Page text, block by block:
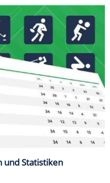
und Statistiken